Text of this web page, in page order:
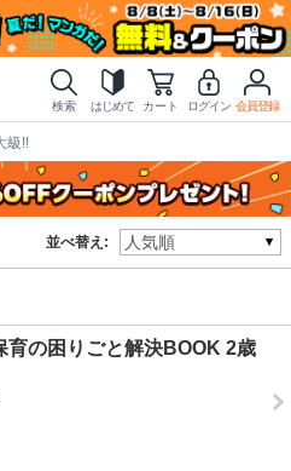
検索 はじめて カート ログイン 会員登録
級!!
並べ替え:
育の困りごと解決BOOK 2歳